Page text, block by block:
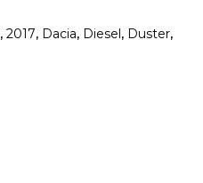
, 2017, Dacia, Diesel, Duster,